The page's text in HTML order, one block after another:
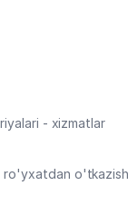
- xizmatlar
ro'yxatdan